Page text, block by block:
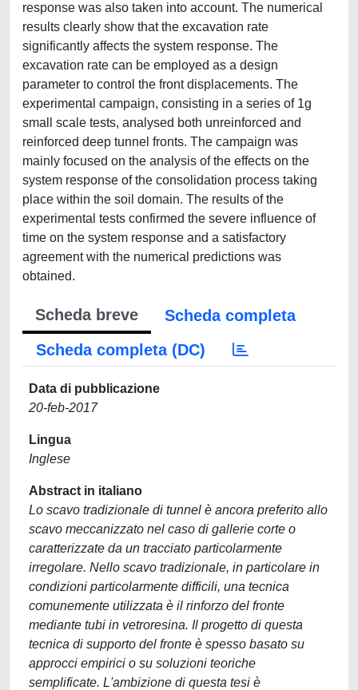
response was also taken into account. The numerical
results clearly show that the excavation rate
significantly affects the system response. The
excavation rate can be employed as a design
parameter to control the front displacements. The
experimental campaign, consisting in a series of 1g
small scale tests, analysed both unreinforced and
reinforced deep tunnel fronts. The campaign was
mainly focused on the analysis of the effects on the
system response of the consolidation process taking
place within the soil domain. The results of the
experimental tests confirmed the severe influence of
time on the system response and a satisfactory
agreement with the numerical predictions was
obtained.
Scheda breve
Scheda completa
Scheda completa (DC)
Data di pubblicazione
20-feb-2017
Lingua
Inglese
Abstract in italiano
Lo scavo tradizionale di tunnel è ancora preferito allo
scavo meccanizzato nel caso di gallerie corte o
caratterizzate da un tracciato particolarmente
irregolare. Nello scavo tradizionale, in particolare in
condizioni particolarmente difficili, una tecnica
comunemente utilizzata è il rinforzo del fronte
mediante tubi in vetroresina. Il progetto di questa
tecnica di supporto del fronte è spesso basato su
approcci empirici o su soluzioni teoriche
semplificate. L'ambizione di questa tesi è